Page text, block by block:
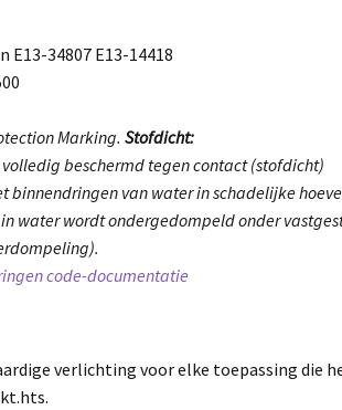
E13-34807 E13-14418
Marking.Stofdicht:
beschermd tegen contact (stofdicht)
binnendringen van water in schadelijke
water wordt ondergedompeld onder
code-documentatie
verlichting voor elke toepassing die